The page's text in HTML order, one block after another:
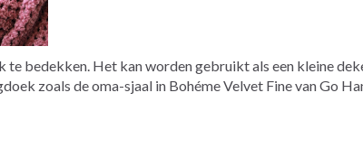
bedekken. Het kan worden gebruikt als een kleine
zoals de oma-sjaal in Bohéme Velvet Fine van Go